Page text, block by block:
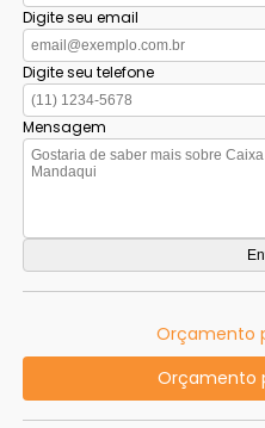
Digite seu email
Digite seu telefone
Mensagem
Orçamento
Orçamento